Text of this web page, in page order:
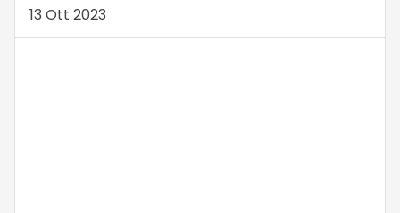
13 Ott 2023